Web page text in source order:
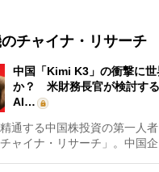
チャイナ・リサーチ
中国「Kimi K3」の衝撃に
か？ 米財務長官が検討す
AI…
通する中国株投資の第一人
ャイナ・リサーチ」。中国